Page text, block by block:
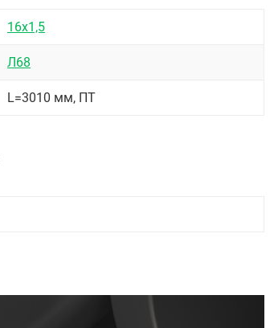
16х1,5
Л68
L=3010 мм, ПТ